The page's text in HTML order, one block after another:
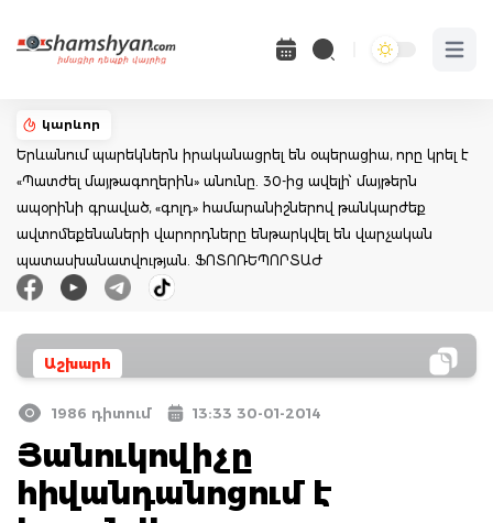
Open
կարևոր
Երևանում պարեկներն իրականացրել են օպերացիա, որը կրել է
«Պատժել մայթագողերին» անունը. 30-ից ավելի՝ մայթերն
ապօրինի գրաված, «գոլդ» համարանիշներով թանկարժեք
ավտոմեքենաների վարորդները ենթարկվել են վարչական
պատասխանատվության. ՖՈՏՈՌԵՊՈՐՏԱԺ
Աշխարհ
1986 դիտում 13:33 30-01-2014
Յանուկովիչը
հիվանդանոցում է